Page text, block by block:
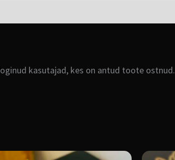
kasutajad, kes on antud toote ostnud.